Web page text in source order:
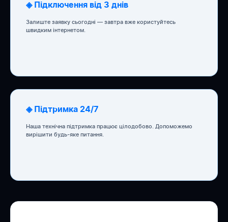
◈ Підключення від 3 днів
Залиште заявку сьогодні — завтра вже користуйтесь
швидким інтернетом.
◈ Підтримка 24/7
Наша технічна підтримка працює цілодобово. Допоможемо
вирішити будь-яке питання.